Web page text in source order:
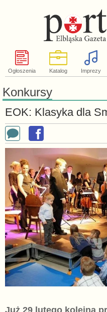
Ogłoszenia Katalog Imprezy
Konkursy
EOK: Klasyka dla
Już 29 lutego kolejna